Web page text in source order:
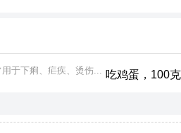
吃鸡蛋，100
于下痢、疟疾、烫伤...